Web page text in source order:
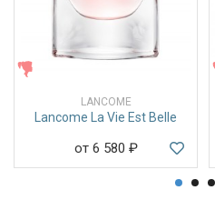
LANCOME
Lancome La Vie Est Belle
от 6 580 ₽